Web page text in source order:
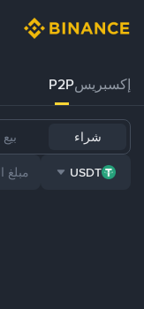
إكسبريسP2P
شراء بيع
USDT